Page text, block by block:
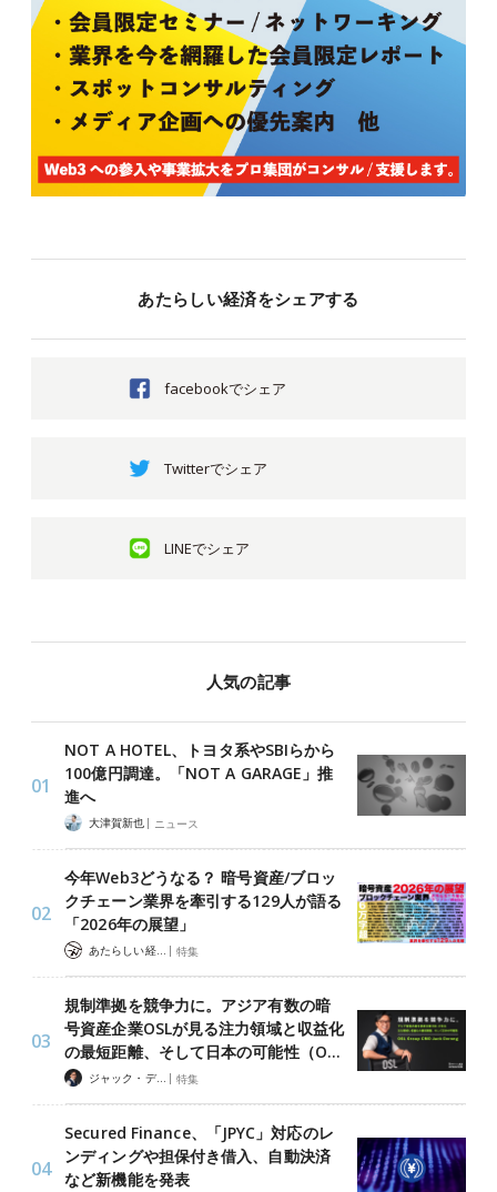
あたらしい経済をシェアする
facebookでシェア
Twitterでシェア
LINEでシェア
人気の記事
NOT A HOTEL、トヨタ系やSBIらから
100億円調達。「NOT A GARAGE」推
進へ
大津賀新也 | ニュース
今年Web3どうなる？ 暗号資産/ブロッ
クチェーン業界を牽引する129人が語る
「2026年の展望」
あたらしい経済 編集部 | 特集
規制準拠を競争力に。アジア有数の暗
号資産企業OSLが見る注力領域と収益化
の最短距離、そして日本の可能性（O…
ジャック・デロン（Jack Derong） | 特集
Secured Finance、「JPYC」対応のレ
ンディングや担保付き借入、自動決済
など新機能を発表